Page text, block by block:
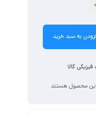
به سبد خرید
کالا
محصول هستند